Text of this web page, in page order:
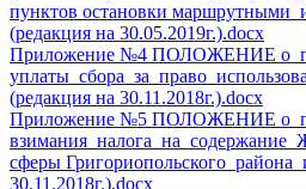
пунктов остановки маршрутными
(редакция на 30.05.2019г.).docx
Приложение №4 ПОЛОЖЕНИЕ о
уплаты сбора за право
(редакция на 30.11.2018г.).docx
Приложение №5 ПОЛОЖЕНИЕ о
взимания налога на содержание
сферы Григориопольского района
30.11.2018г.).docx